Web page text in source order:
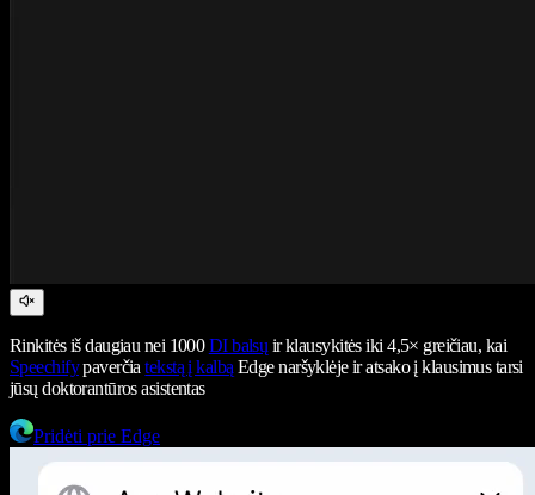
Rinkitės iš daugiau nei 1000DI balsų ir klausykitės iki 4,5× greičiau, kai
Speechifypaverčiatekstą į kalbą Edge naršyklėje ir atsako į klausimus tarsi
jūsų doktorantūros asistentas
Pridėti prie Edge